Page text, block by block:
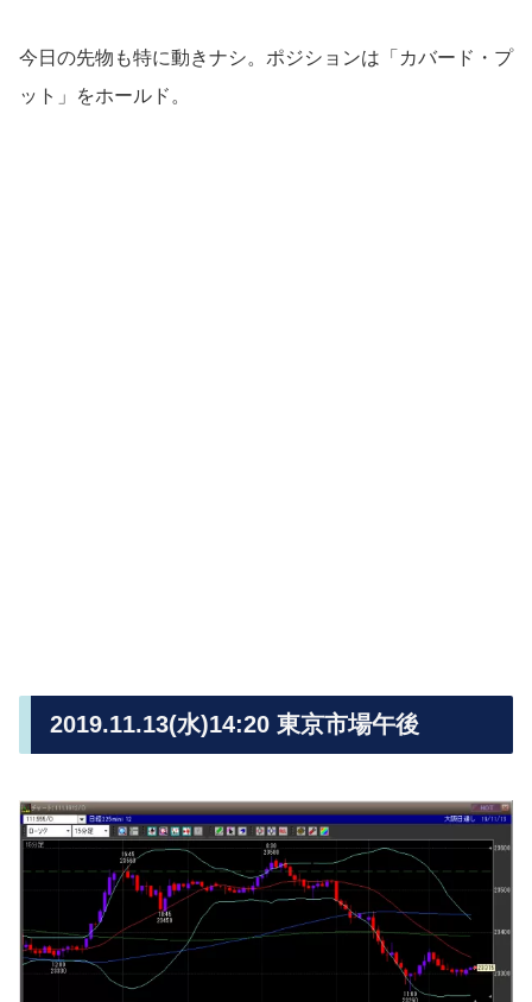
今日の先物も特に動きナシ。ポジションは「カバード・プ
ット」をホールド。
2019.11.13(水)14:20 東京市場午後